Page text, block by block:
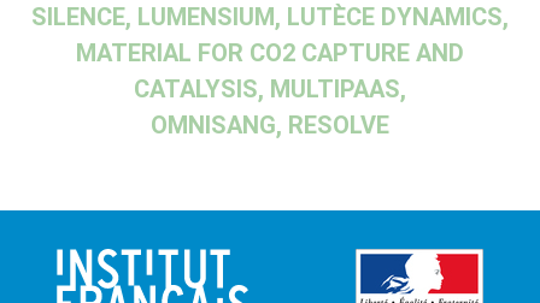
SILENCE, LUMENSIUM, LUTÈCE DYNAMICS,
MATERIAL FOR CO2 CAPTURE AND
CATALYSIS, MULTIPAAS,
OMNISANG, RESOLVE